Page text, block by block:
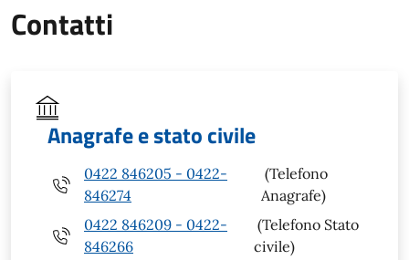
Contatti
Anagrafe e stato civile
0422 846205 - 0422-
846274
(Telefono
Anagrafe)
0422 846209 - 0422-
846266
(Telefono Stato
civile)